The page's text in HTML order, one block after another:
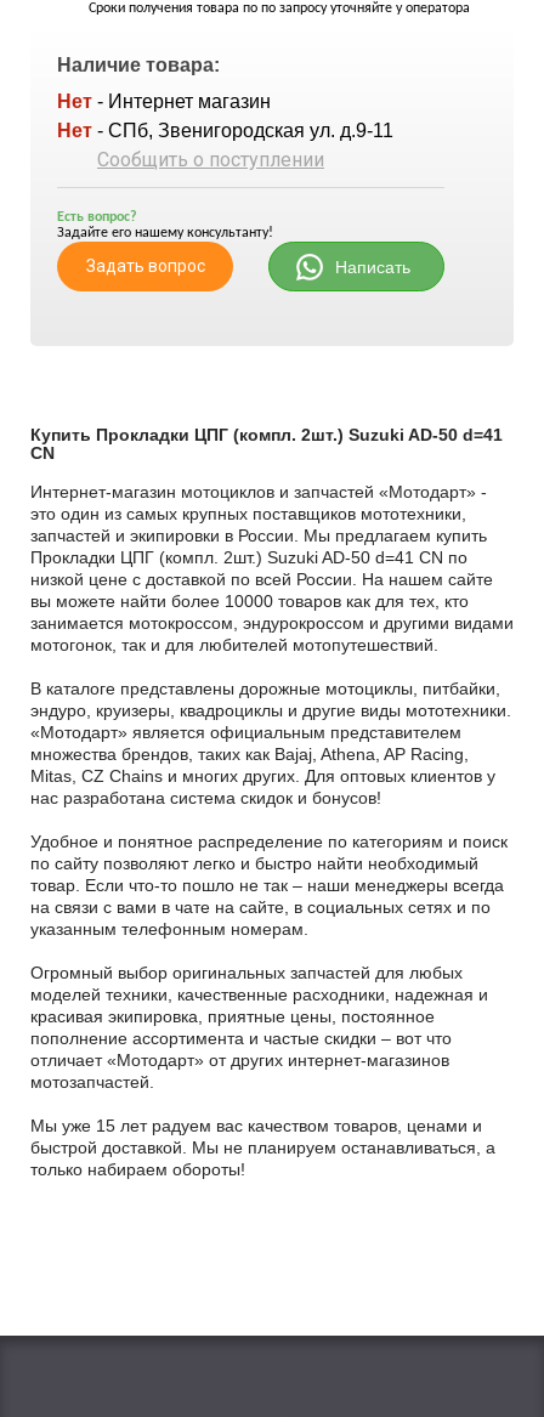
Сроки получения товара по по запросу уточняйте у оператора
Наличие товара:
Нет - Интернет магазин
Нет - СПб, Звенигородская ул. д.9-11
Сообщить о поступлении
Есть вопрос?
Задайте его нашему консультанту!
Задать вопрос Написать
Купить Прокладки ЦПГ (компл. 2шт.) Suzuki AD-50 d=41
CN
Интернет-магазин мотоциклов и запчастей «Мотодарт» -
это один из самых крупных поставщиков мототехники,
запчастей и экипировки в России. Мы предлагаем купить
Прокладки ЦПГ (компл. 2шт.) Suzuki AD-50 d=41 CN по
низкой цене с доставкой по всей России. На нашем сайте
вы можете найти более 10000 товаров как для тех, кто
занимается мотокроссом, эндурокроссом и другими видами
мотогонок, так и для любителей мотопутешествий.
В каталоге представлены дорожные мотоциклы, питбайки,
эндуро, круизеры, квадроциклы и другие виды мототехники.
«Мотодарт» является официальным представителем
множества брендов, таких как Bajaj, Athena, AP Racing,
Mitas, CZ Chains и многих других. Для оптовых клиентов у
нас разработана система скидок и бонусов!
Удобное и понятное распределение по категориям и поиск
по сайту позволяют легко и быстро найти необходимый
товар. Если что-то пошло не так – наши менеджеры всегда
на связи с вами в чате на сайте, в социальных сетях и по
указанным телефонным номерам.
Огромный выбор оригинальных запчастей для любых
моделей техники, качественные расходники, надежная и
красивая экипировка, приятные цены, постоянное
пополнение ассортимента и частые скидки – вот что
отличает «Мотодарт» от других интернет-магазинов
мотозапчастей.
Мы уже 15 лет радуем вас качеством товаров, ценами и
быстрой доставкой. Мы не планируем останавливаться, а
только набираем обороты!